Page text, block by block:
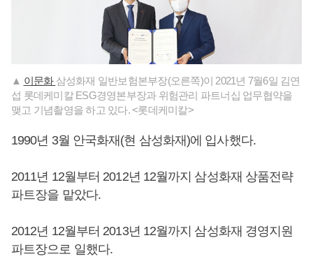
▲ 이문화 삼성화재 일반보험본부장(오른쪽)이 2021년 7월6일 김연
섭 롯데케미칼 ESG경영본부장과 위험관리 파트너십 업무협약을
맺고 기념촬영을 하고 있다. <롯데케미칼>
1990년 3월 안국화재(현 삼성화재)에 입사했다.
2011년 12월부터 2012년 12월까지 삼성화재 상품전략
파트장을 맡았다.
2012년 12월부터 2013년 12월까지 삼성화재 경영지원
파트장으로 일했다.